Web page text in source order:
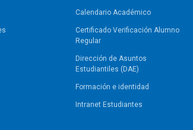
Calendario Académico
Certificado Verificación Alumno
Regular
Dirección de Asuntos
Estudiantiles (DAE)
Formación e identidad
Intranet Estudiantes